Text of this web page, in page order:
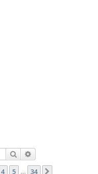
Hledat
344 5 34